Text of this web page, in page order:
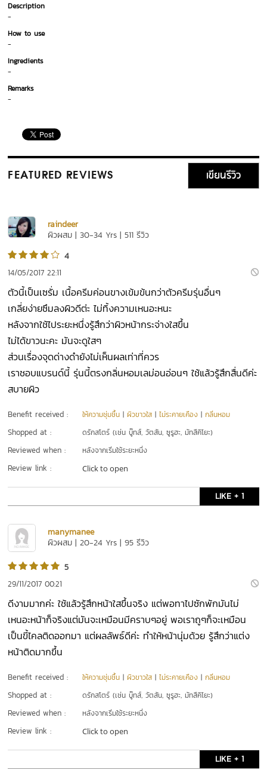
Description
-
How to use
-
Ingredients
-
Remarks
-
FEATURED REVIEWS เขียนรีวิว
raindeer
ผิวผสม | 30-34 Yrs | 511 รีวิว
4
14/05/2017 22:11
ตัวนี้เป็นเซรั่ม เนื้อครีมค่อนขางเข้มข้นกว่าตัวครีมรุ่นอื่นๆ
เกลี่ยง่ายซึมลงผิวดีต่ะ ไม่ทิ้งความเหนอะหนะ
หลังจากใช้ไประยะหนึ่งรู้สึกว่าผิวหน้ากระจ่างใสขึ้น
ไม่ได้ขาวนะคะ มันจะดูใสๆ
ส่วนเรื่องจุดด่างดำยังไม่เห็นผลเท่าที่ควร
เราชอบแบรนด์นี้ รุ่นนี้ตรงกลิ่นหอมเลม่อนอ่อนๆ ใช้แล้วรู้สึกสื่นดีค่ะ
สบายผิว
Benefit received : ให้ความชุ่มชื้น |ผิวขาวใส |ไม่ระคายเคือง |กลิ่นหอม
Shopped at : ดรักสโตร์ (เช่น บู๊ทส์, วัตสัน, ซูรูฮะ, มัทสึคิโยะ)
Reviewed when : หลังจากเริ่มใช้ระยะหนึ่ง
Review link : Click to open
LIKE + 1
manymanee
ผิวผสม | 20-24 Yrs | 95 รีวิว
5
29/11/2017 00:21
ดีงามมากค่ะ ใช้แล้วรู้สึกหน้าใสขึ้นจริง แต่พอทาไปซักพักมันไม่
เหนอะหน้าก็จริงแต่มันจะเหมือนมีคราบๆอยู่ พอเราถูๆก็จะเหมือน
เป็นขี้ไคลติดออกมา แต่ผลลัพธ์ดีค่ะ ทำให้หน้านุ่มด้วย รู้สึกว่าแต่ง
หน้าติดมากขึ้น
Benefit received : ให้ความชุ่มชื้น |ผิวขาวใส |ไม่ระคายเคือง |กลิ่นหอม
Shopped at : ดรักสโตร์ (เช่น บู๊ทส์, วัตสัน, ซูรูฮะ, มัทสึคิโยะ)
Reviewed when : หลังจากเริ่มใช้ระยะหนึ่ง
Review link : Click to open
LIKE + 1